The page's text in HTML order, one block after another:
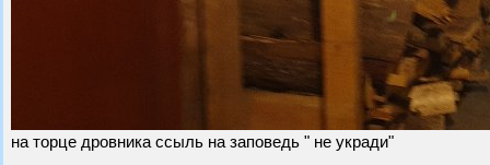
на торце дровника ссыль на заповедь " не укради"